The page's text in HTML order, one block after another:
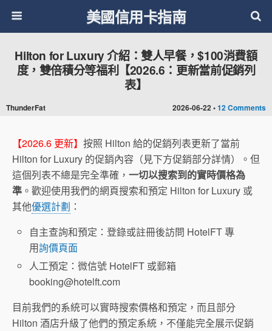
美國信用卡指南
2026-06-22 •12 Comments
Hilton for Luxury 介紹：雙人早餐，$100消費額
度，雙倍積分等福利【2026.6：更新當前促銷列
表】
ThunderFat
【2026.6 更新】 按照 Hilton 給的促銷列表更新了當前
Hilton for Luxury 的促銷內容（見下方促銷部分詳情）。但
這個列表不總是完全準確， 一切以搜索到的實時價格為
準 。歡迎使用我們的網頁搜索和預定 Hilton for Luxury 或
其他優選計劃 ：
自主查詢和預定：登錄或註冊後訪問 HotelFT 專
用詢價頁面
人工預定：微信號 HotelFT 或郵箱
booking@hotelft.com
目前我們的系統可以實時搜索價格和預定，而且部分
Hilton 酒店升級了他們的預定系統，不僅能完全展示促銷